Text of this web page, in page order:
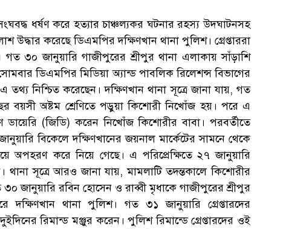
ধর্ষণ করে হত্যার চাঞ্চল্যকর ঘটনার রহস্য উদঘাটনসহ
উদ্ধার করেছে ডিএমপির দক্ষিণখান থানা পুলিশ। গ্রেপ্তাররা
৩০ জানুয়ারি গাজীপুরের শ্রীপুর থানা এলাকায় সাঁড়াশি
ডিএমপির মিডিয়া অ্যান্ড পাবলিক রিলেশন্স বিভাগের
নিশ্চিত করেছেন। দক্ষিণখান থানা সূত্রে জানা যায়, গত
অষ্টম শ্রেণিতে পড়ুয়া কিশোরী নিখোঁজ হয়। পরে এ
ডায়েরি (জিডি) করেন নিখোঁজ কিশোরীর বাবা। পরবর্তীতে
বিকেলে দক্ষিণখানের জয়নাল মার্কেটের সামনে থেকে
অপহরণ করে নিয়ে গেছে। এ পরিপ্রেক্ষিতে ২৭ জানুয়ারি
সূত্রে আরও জানা যায়, মামলাটি তদন্তকালে কিশোরীর
জানুয়ারি রবিন হোসেন ও রাব্বী মৃধাকে গাজীপুরের শ্রীপুর
দক্ষিণখান থানা পুলিশ। গত ৩১ জানুয়ারি গ্রেপ্তারদের
রিমান্ড মঞ্জুর করেন। পুলিশ রিমান্ডে গ্রেপ্তারদের ওই